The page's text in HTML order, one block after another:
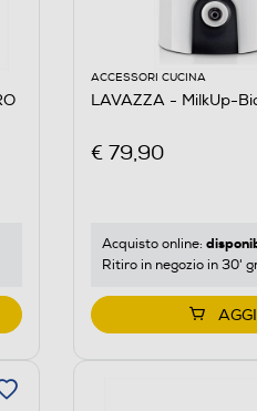
ACCESSORI CUCINA
LAVAZZA - MilkUp-
€ 79,90
Acquisto online:
Ritiro in negozio in 30'